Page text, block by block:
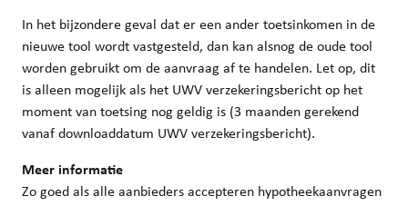
In het bijzondere geval dat er een ander toetsinkomen in de
nieuwe tool wordt vastgesteld, dan kan alsnog de oude tool
worden gebruikt om de aanvraag af te handelen. Let op, dit
is alleen mogelijk als het UWV verzekeringsbericht op het
moment van toetsing nog geldig is (3 maanden gerekend
vanaf downloaddatum UWV verzekeringsbericht).
Meer informatie
Zo goed als alle aanbieders accepteren hypotheekaanvragen